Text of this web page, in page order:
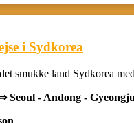
i Sydkorea
smukke land Sydkorea
Seoul - Andong -